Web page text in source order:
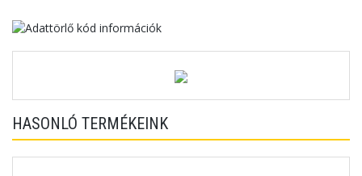
HASONLÓ TERMÉKEINK